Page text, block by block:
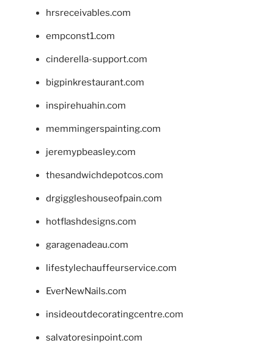
hrsreceivables.com
empconst1.com
cinderella-support.com
bigpinkrestaurant.com
inspirehuahin.com
memmingerspainting.com
jeremypbeasley.com
thesandwichdepotcos.com
drgiggleshouseofpain.com
hotflashdesigns.com
garagenadeau.com
lifestylechauffeurservice.com
EverNewNails.com
insideoutdecoratingcentre.com
salvatoresinpoint.com